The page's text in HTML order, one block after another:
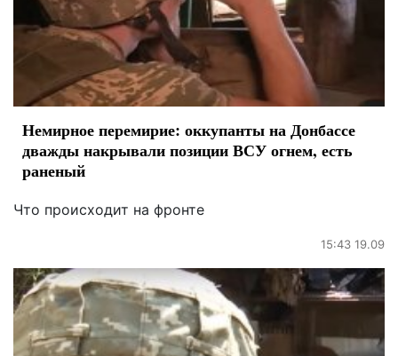
Немирное перемирие: оккупанты на Донбассе
дважды накрывали позиции ВСУ огнем, есть
раненый
Что происходит на фронте
15:43 19.09